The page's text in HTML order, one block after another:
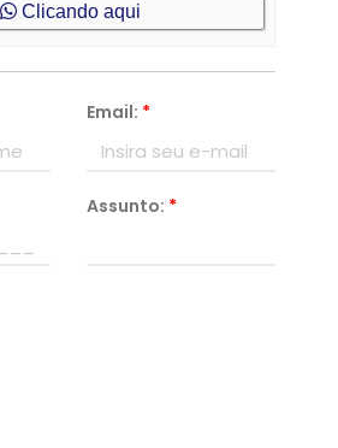
Clicando aqui
Email: *
Assunto: *